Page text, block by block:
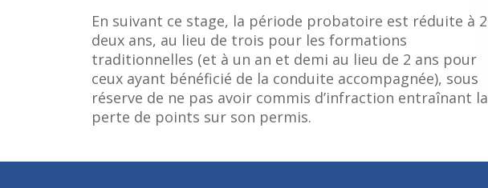
En suivant ce stage, la période probatoire est réduite à 2
deux ans, au lieu de trois pour les formations
traditionnelles (et à un an et demi au lieu de 2 ans pour
ceux ayant bénéficié de la conduite accompagnée), sous
réserve de ne pas avoir commis d’infraction entraînant la
perte de points sur son permis.